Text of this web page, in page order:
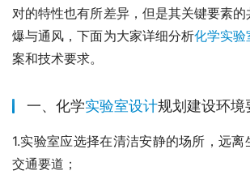
对的特性也有所差异，但是其关键要素
爆与通风，下面为大家详细分析化学实验
案和技术要求。
一、化学实验室设计规划建设环境
1.实验室应选择在清洁安静的场所，远
交通要道；